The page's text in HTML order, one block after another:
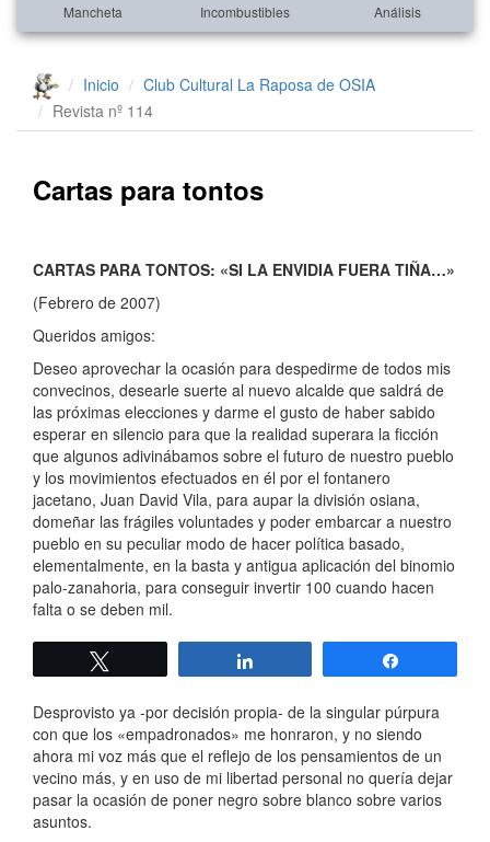
Mancheta Incombustibles Análisis
Inicio
Club Cultural La Raposa de OSIA
Revista nº 114
Cartas para tontos
CARTAS PARA TONTOS: «SI LA ENVIDIA FUERA TIÑA…»
(Febrero de 2007)
Queridos amigos:
Deseo aprovechar la ocasión para despedirme de todos mis
convecinos, desearle suerte al nuevo alcalde que saldrá de
las próximas elecciones y darme el gusto de haber sabido
esperar en silencio para que la realidad superara la ficción
que algunos adivinábamos sobre el futuro de nuestro pueblo
y los movimientos efectuados en él por el fontanero
jacetano, Juan David Vila, para aupar la división osiana,
domeñar las frágiles voluntades y poder embarcar a nuestro
pueblo en su peculiar modo de hacer política basado,
elementalmente, en la basta y antigua aplicación del binomio
palo-zanahoria, para conseguir invertir 100 cuando hacen
falta o se deben mil.
Desprovisto ya -por decisión propia- de la singular púrpura
con que los «empadronados» me honraron, y no siendo
ahora mi voz más que el reflejo de los pensamientos de un
vecino más, y en uso de mi libertad personal no quería dejar
pasar la ocasión de poner negro sobre blanco sobre varios
asuntos.